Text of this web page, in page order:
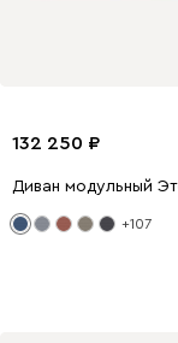
132 250
Диван модульный
+107